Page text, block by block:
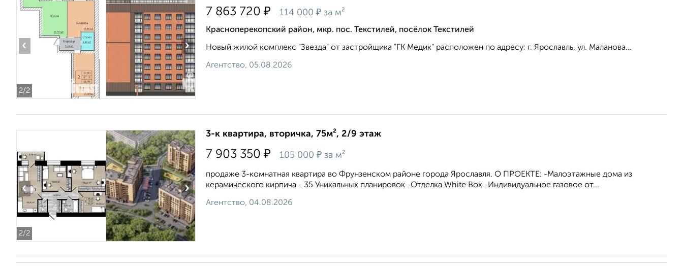
2/2
‹ ›
7 863 720 ₽ 114 000 ₽ за м²
Красноперекопский район, мкр. пос. Текстилей, посёлок Текстилей
Новый жилой комплекс "Звезда" от застройщика "ГК Медик" расположен по адресу: г. Ярославль, ул. Маланова...
Агентство, 05.08.2026
2/2
‹ ›
3-к квартира, вторичка, 75м², 2/9 этаж
7 903 350 ₽ 105 000 ₽ за м²
продаже 3-комнатная квартира во Фрунзенском районе города Ярославля. О ПРОЕКТЕ: -Малоэтажные дома из
керамического кирпича - 35 Уникальных планировок -Отделка White Box -Индивидуальное газовое от...
Агентство, 04.08.2026